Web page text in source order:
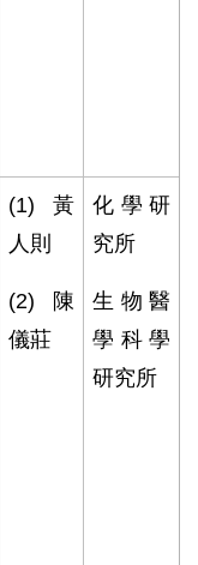
(1) 黃
人則
(2)
陳
儀莊
化學研
究所
生物醫
學科學
研究所